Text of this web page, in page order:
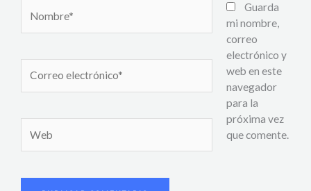
electrónico*
Guarda
mi nombre,
correo
electrónico y
web en este
navegador
para la
próxima vez
que comente.